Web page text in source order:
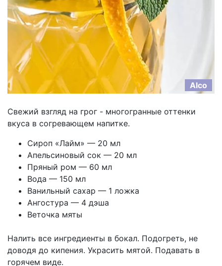
Alco
Свежий взгляд на грог - многогранные оттенки
вкуса в согревающем напитке.
Сироп «Лайм» — 20 мл
Апельсиновый сок — 20 мл
Пряный ром — 60 мл
Вода — 150 мл
Ванильный сахар — 1 ложка
Ангостура — 4 дэша
Веточка мяты
Налить все ингредиенты в бокал. Подогреть, не
доводя до кипения. Украсить мятой. Подавать в
горячем виде.